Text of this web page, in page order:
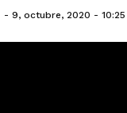
9, octubre, 2020 - 10:25